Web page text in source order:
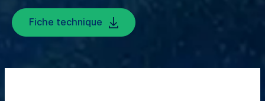
Fiche technique